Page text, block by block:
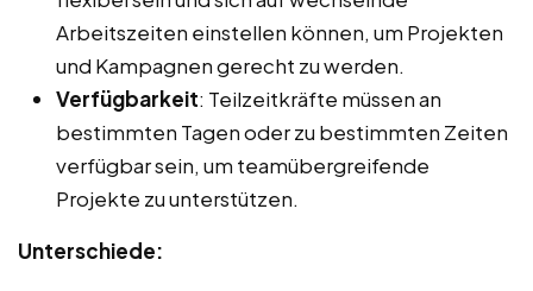
Arbeitszeiten einstellen können, um Projekten
und Kampagnen gerecht zu werden.
Verfügbarkeit: Teilzeitkräfte müssen an
bestimmten Tagen oder zu bestimmten Zeiten
verfügbar sein, um teamübergreifende
Projekte zu unterstützen.
Unterschiede: